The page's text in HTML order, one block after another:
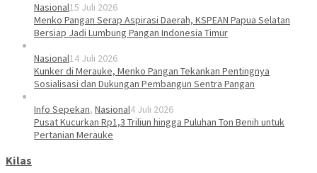
Nasional15 Juli 2026
Menko Pangan Serap Aspirasi Daerah, KSPEAN Papua Selatan
Bersiap Jadi Lumbung Pangan Indonesia Timur
Nasional14 Juli 2026
Kunker di Merauke, Menko Pangan Tekankan Pentingnya
Sosialisasi dan Dukungan Pembangun Sentra Pangan
Info Sepekan, Nasional4 Juli 2026
Pusat Kucurkan Rp1,3 Triliun hingga Puluhan Ton Benih untuk
Pertanian Merauke
Kilas